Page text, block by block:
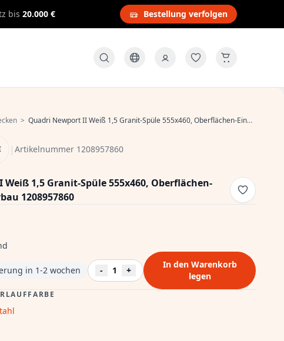
bis 20.000 € Bestellung verfolgen
> Quadri Newport II Weiß 1,5 Granit-Spüle 555x460, Oberflächen-Einbau und Unterbau 1208957860
|Artikelnummer 1208957860
1,5 Granit-Spüle 555x460, Oberflächen-
1208957860
in 1-2 wochen - 1 +
In den Warenkorb
legen